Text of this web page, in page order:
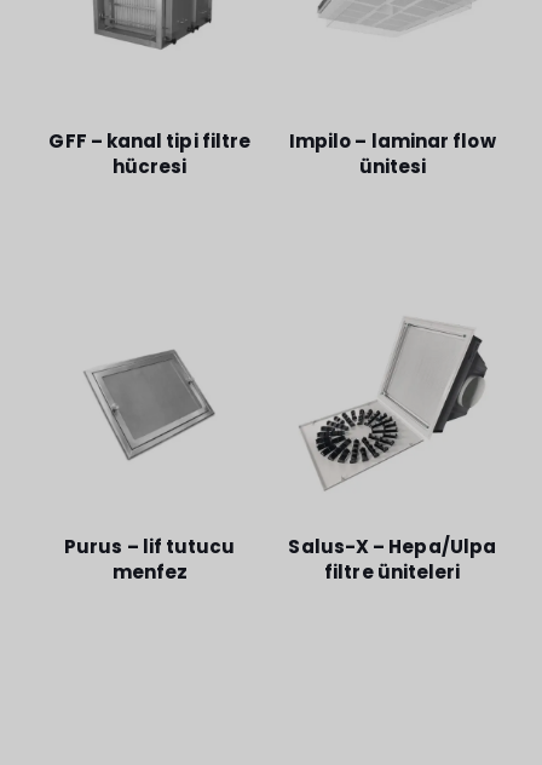
GFF – kanal tipi filtre
hücresi
Impilo – laminar flow
ünitesi
Purus – lif tutucu
menfez
Salus-X – Hepa/Ulpa
filtre üniteleri